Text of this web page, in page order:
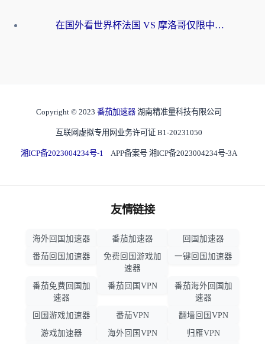
在国外看世界杯法国 VS 摩洛哥仅限中国大陆？海外党这样看中文解说赛事不卡顿
Copyright © 2023 番茄加速器 湖南精准量科技有限公司
互联网虚拟专用网业务许可证 B1-20231050
湘ICP备2023004234号-1 APP备案号 湘ICP备2023004234号-3A
友情链接
海外回国加速器 番茄加速器
回国加速器
番茄回国加速器
免费回国游戏加
速器
一键回国加速器
番茄免费回国加
速器
番茄回国VPN
番茄海外回国加
速器
回国游戏加速器
番茄VPN
翻墙回国VPN
游戏加速器
海外回国VPN 归雁VPN